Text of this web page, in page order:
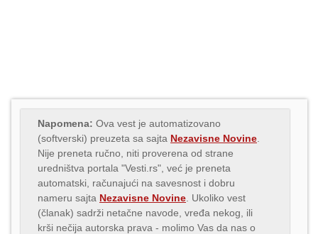
Napomena: Ova vest je automatizovano
(softverski) preuzeta sa sajta Nezavisne Novine
Nije preneta ručno, niti proverena od strane
uredništva portala "Vesti.rs", već je preneta
automatski, računajući na savesnost i dobru
nameru sajta Nezavisne Novine . Ukoliko vest
(članak) sadrži netačne navode, vređa nekog, ili
krši nečija autorska prava - molimo Vas da nas o